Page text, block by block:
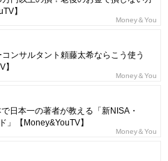
】
Money＆You
ンサルタント頼藤太希ならこう使う
】
Money＆You
日本一の著者が教える「新NISA・
」【Money&YouTV】
Money＆You